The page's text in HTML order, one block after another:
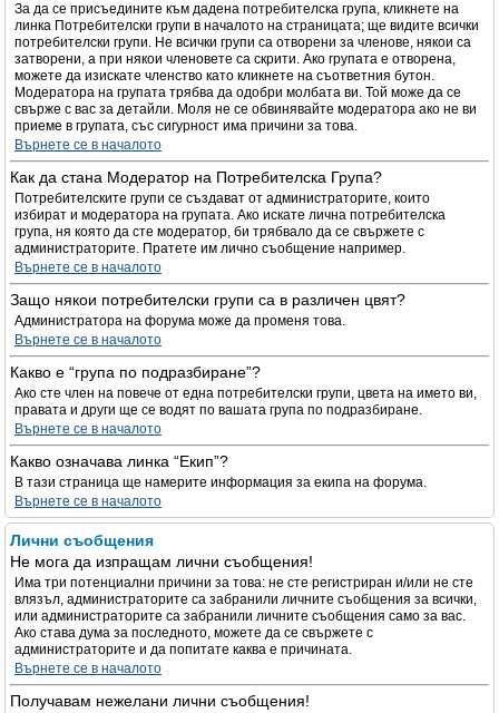
За да се присъедините към дадена потребителска група, кликнете на
линка Потребителски групи в началото на страницата; ще видите всички
потребителски групи. Не всички групи са отворени за членове, някои са
затворени, а при някои членовете са скрити. Ако групата е отворена,
можете да изискате членство като кликнете на съответния бутон.
Модератора на групата трябва да одобри молбата ви. Той може да се
свърже с вас за детайли. Моля не се обвинявайте модератора ако не ви
приеме в групата, със сигурност има причини за това.
Върнете се в началото
Как да стана Модератор на Потребителска Група?
Потребителските групи се създават от администраторите, които
избират и модератора на групата. Ако искате лична потребителска
група, ня която да сте модератор, би трябвало да се свържете с
администраторите. Пратете им лично съобщение например.
Върнете се в началото
Защо някои потребителски групи са в различен цвят?
Администратора на форума може да променя това.
Върнете се в началото
Какво е “група по подразбиране”?
Ако сте член на повече от една потребителски групи, цвета на името ви,
правата и други ще се водят по вашата група по подразбиране.
Върнете се в началото
Какво означава линка “Екип”?
В тази страница ще намерите информация за екипа на форума.
Върнете се в началото
Лични съобщения
Не мога да изпращам лични съобщения!
Има три потенциални причини за това: не сте регистриран и/или не сте
влязъл, администраторите са забранили личните съобщения за всички,
или администраторите са забранили личните съобщения само за вас.
Ако става дума за последното, можете да се свържете с
администраторите и да попитате каква е причината.
Върнете се в началото
Получавам нежелани лични съобщения!